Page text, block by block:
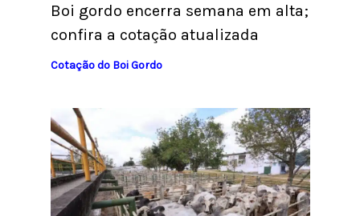
Boi gordo encerra semana em alta;
confira a cotação atualizada
Cotação do Boi Gordo